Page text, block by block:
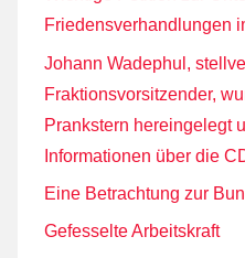
Friedensverhandlungen
Johann Wadephul,
Fraktionsvorsitzender,
Prankstern hereingelegt
Informationen über die
Eine Betrachtung zur
Gefesselte Arbeitskraft